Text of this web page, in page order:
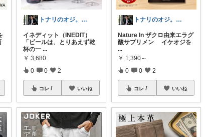
トナリのオジ。 40代からのイケオジ計画
イネディット（INEDIT）
「ビールは、とりあえず乾
杯の一 ...
￥ 3,680
0 0 2
コレ いいね
トナリのオジ。 40代からのイケオジ計画
Nature In ザクロ由来エラグ
酸サプリメン イケオジを
...
￥ 1,390～
0 0 2
コレ いいね